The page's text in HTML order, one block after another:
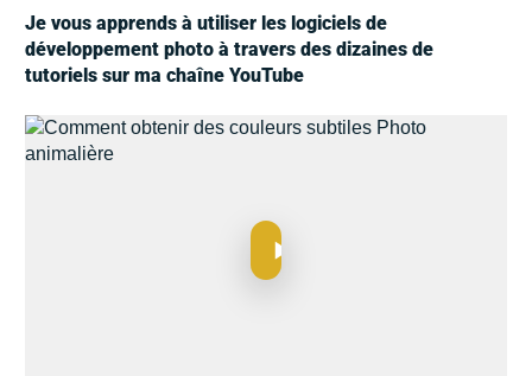
Je vous apprends à utiliser les logiciels de
développement photo à travers des dizaines de
tutoriels sur ma chaîne YouTube